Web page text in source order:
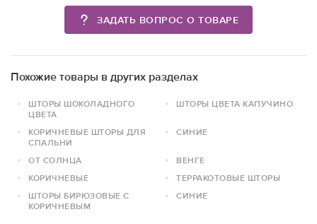
ЗАДАТЬ ВОПРОС О ТОВАРЕ
Похожие товары в других разделах
ШТОРЫ ШОКОЛАДНОГО
ЦВЕТА
ШТОРЫ ЦВЕТА КАПУЧИНО
КОРИЧНЕВЫЕ ШТОРЫ ДЛЯ
СПАЛЬНИ
СИНИЕ
ОТ СОЛНЦА
ВЕНГЕ
КОРИЧНЕВЫЕ
ТЕРРАКОТОВЫЕ ШТОРЫ
ШТОРЫ БИРЮЗОВЫЕ С
КОРИЧНЕВЫМ
СИНИЕ